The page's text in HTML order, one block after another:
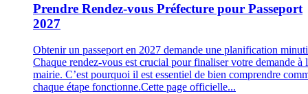
Prendre Rendez-vous Préfecture pour Passeport
2027
Obtenir un passeport en 2027 demande une planification
Chaque rendez-vous est crucial pour finaliser votre demande à
mairie. C’est pourquoi il est essentiel de bien comprendre
chaque étape fonctionne.Cette page officielle...